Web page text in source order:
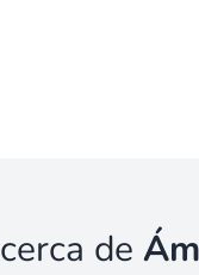
cerca de